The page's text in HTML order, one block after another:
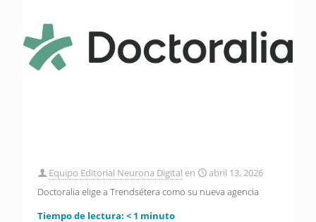
Equipo Editorial Neurona Digital en
abril 13, 2026
Doctoralia elige a Trendsétera como su nueva agencia
Tiempo de lectura: < 1 minuto